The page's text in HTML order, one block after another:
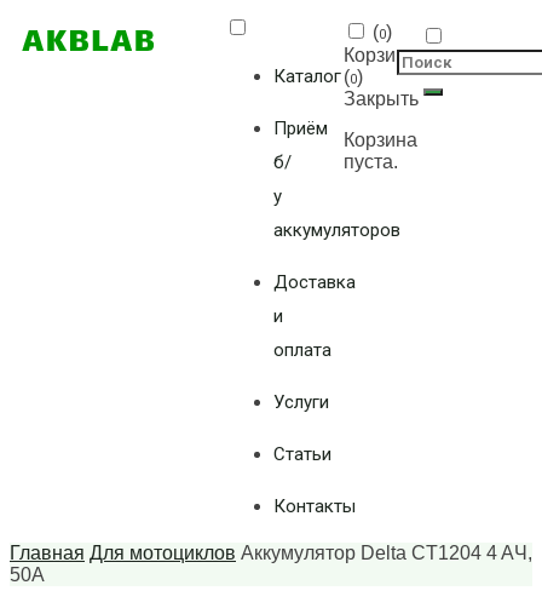
Каталог
Приём
б/
у
аккумуляторов
Доставка
и
оплата
Услуги
Статьи
Контакты
(0)
Корзина
(0)
Закрыть
Корзина
пуста.
Главная Для мотоциклов Аккумулятор Delta CT1204 4 AЧ,
50А